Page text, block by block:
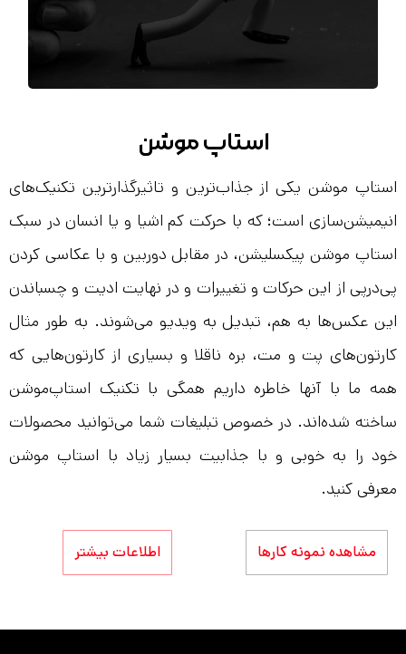
استاپ موشن
استاپ موشن یکی از جذاب‌ترین و تاثیرگذارترین تکنیک‌های
انیمیشن‌‌سازی است؛ که با حرکت کم اشیا و یا انسان در سبک
استاپ موشن پیکسلیشن، در مقابل دوربین و با عکاسی کردن
پی‌در‌پی از این حرکات و تغییرات و در نهایت ادیت و چسباندن
این عکس‌ها به هم، تبدیل به ویدیو می‌شوند. به طور مثال
کارتون‌های پت و مت، بره ناقلا و بسیاری از کارتون‌هایی که
همه ما با آنها خاطره داریم همگی با تکنیک استاپ‌موشن
ساخته شده‌اند. در خصوص تبلیغات شما می‌توانید محصولات
خود را به خوبی و با جذابیت بسیار زیاد با استاپ موشن
معرفی کنید.
مشاهده نمونه کارها اطلاعات بیشتر